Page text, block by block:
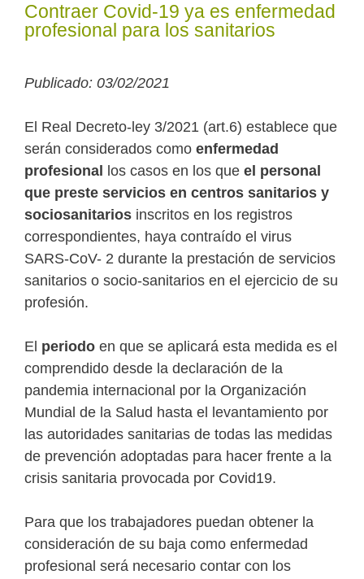
Contraer Covid-19 ya es enfermedad
profesional para los sanitarios
Publicado: 03/02/2021
El Real Decreto-ley 3/2021 (art.6) establece que
serán considerados como enfermedad
profesional
los casos en los que el personal
que preste servicios en centros sanitarios y
sociosanitarios inscritos en los registros
correspondientes, haya contraído el virus
SARS-CoV- 2 durante la prestación de servicios
sanitarios o socio-sanitarios en el ejercicio de su
profesión.
El periodo en que se aplicará esta medida es el
comprendido desde la declaración de la
pandemia internacional por la Organización
Mundial de la Salud hasta el levantamiento por
las autoridades sanitarias de todas las medidas
de prevención adoptadas para hacer frente a la
crisis sanitaria provocada por Covid19.
Para que los trabajadores puedan obtener la
consideración de su baja como enfermedad
profesional será necesario contar con los